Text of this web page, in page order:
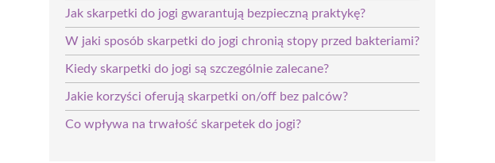
Jak skarpetki do jogi gwarantują bezpieczną praktykę?
W jaki sposób skarpetki do jogi chronią stopy przed bakteriami?
Kiedy skarpetki do jogi są szczególnie zalecane?
Jakie korzyści oferują skarpetki on/off bez palców?
Co wpływa na trwałość skarpetek do jogi?